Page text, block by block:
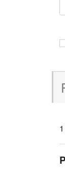
1